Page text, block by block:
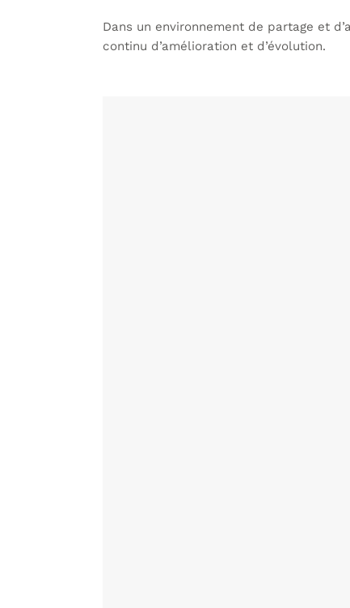
Dans un environnement de partage et
continu d’amélioration et d’évolution.